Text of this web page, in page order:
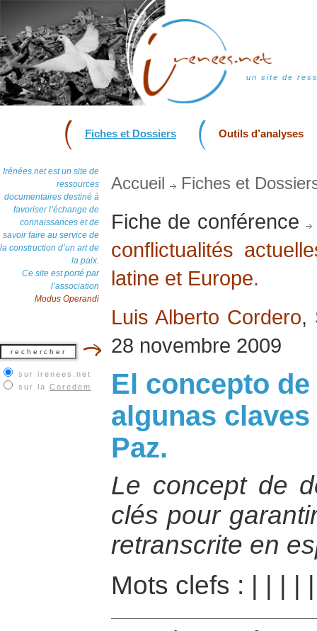
un site de
Fiches et Dossiers Outils d’analyses
Irénées.net est un site de
ressources
documentaires destiné à
favoriser l’échange de
connaissances et de
savoir faire au service de
la construction d’un art de
la paix.
Ce site est porté par
l’association
Modus Operandi
sur irenees.net
sur la Coredem
Accueil Fiches et
Fiche de conférence
conflictualités
latine et Europe.
Luis Alberto Cordero,
28 novembre 2009
El concepto
algunas
Paz.
Le concept de
clés pour
retranscrite en
Mots clefs :